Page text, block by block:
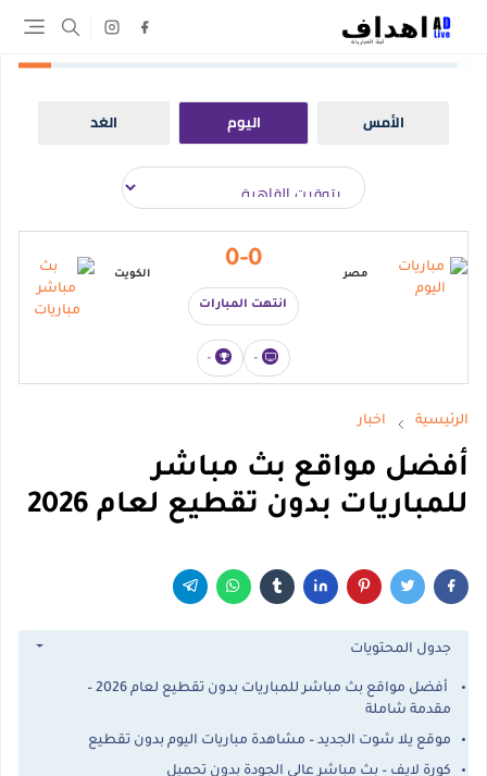
الأمس اليوم الغد
مصر
0-0
انتهت المبارات
-
-
الكويت
الرئيسية اخبار
أفضل مواقع بث مباشر
للمباريات بدون تقطيع لعام 2026
جدول المحتويات
أفضل مواقع بث مباشر للمباريات بدون تقطيع لعام 2026 –
مقدمة شاملة
موقع يلا شوت الجديد – مشاهدة مباريات اليوم بدون تقطيع
كورة لايف – بث مباشر عالي الجودة بدون تحميل